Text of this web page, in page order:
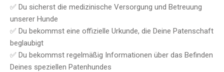
✅ Du sicherst die medizinische Versorgung und Betreuung
unserer Hunde
✅ Du bekommst eine offizielle Urkunde, die Deine Patenschaft
beglaubigt
✅ Du bekommst regelmäßig Informationen über das Befinden
Deines speziellen Patenhundes